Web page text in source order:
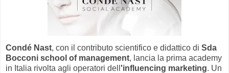
Condé Nast, con il contributo scientifico e didattico di Sda
Bocconi school of management, lancia la prima academy
in Italia rivolta agli operatori dell 'influencing marketing. Un